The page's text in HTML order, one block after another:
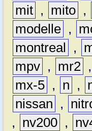
mit , mito ,
modelle ,
montreal
,
mpv , mr2 ,
mx-5 , n ,
nissan
,
,
nv200 ,